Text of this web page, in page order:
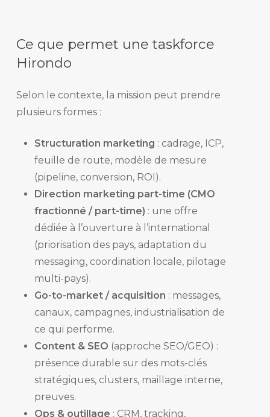
Ce que permet une taskforce
Hirondo
Selon le contexte, la mission peut prendre
plusieurs formes :
Structuration marketing : cadrage, ICP,
feuille de route, modèle de mesure
(pipeline, conversion, ROI).
Direction marketing part-time (CMO
fractionné / part-time) : une offre
dédiée à l’ouverture à l’international
(priorisation des pays, adaptation du
messaging, coordination locale, pilotage
multi-pays).
Go-to-market / acquisition : messages,
canaux, campagnes, industrialisation de
ce qui performe.
Content & SEO (approche SEO/GEO) :
présence durable sur des mots-clés
stratégiques, clusters, maillage interne,
preuves.
Ops & outillage : CRM, tracking,